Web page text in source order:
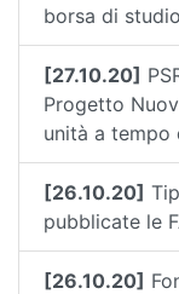
borsa di studio
[27.10.20]
Progetto
unità a tempo
[26.10.20]
pubblicate le
[26.10.20]